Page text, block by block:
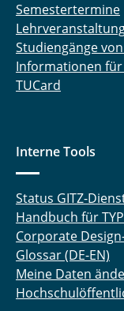
Semestertermine
Studiengänge
Informationen
TUCard
Interne Tools
Status GITZ-
Handbuch für
Corporate
Glossar (DE-EN)
Meine Daten